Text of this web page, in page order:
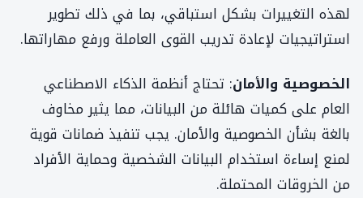
لهذه التغييرات بشكل استباقي، بما في ذلك تطوير
استراتيجيات لإعادة تدريب القوى العاملة ورفع مهاراتها.
الخصوصية والأمان: تحتاج أنظمة الذكاء الاصطناعي
العام على كميات هائلة من البيانات، مما يثير مخاوف
بالغة بشأن الخصوصية والأمان. يجب تنفيذ ضمانات قوية
لمنع إساءة استخدام البيانات الشخصية وحماية الأفراد
من الخروقات المحتملة.